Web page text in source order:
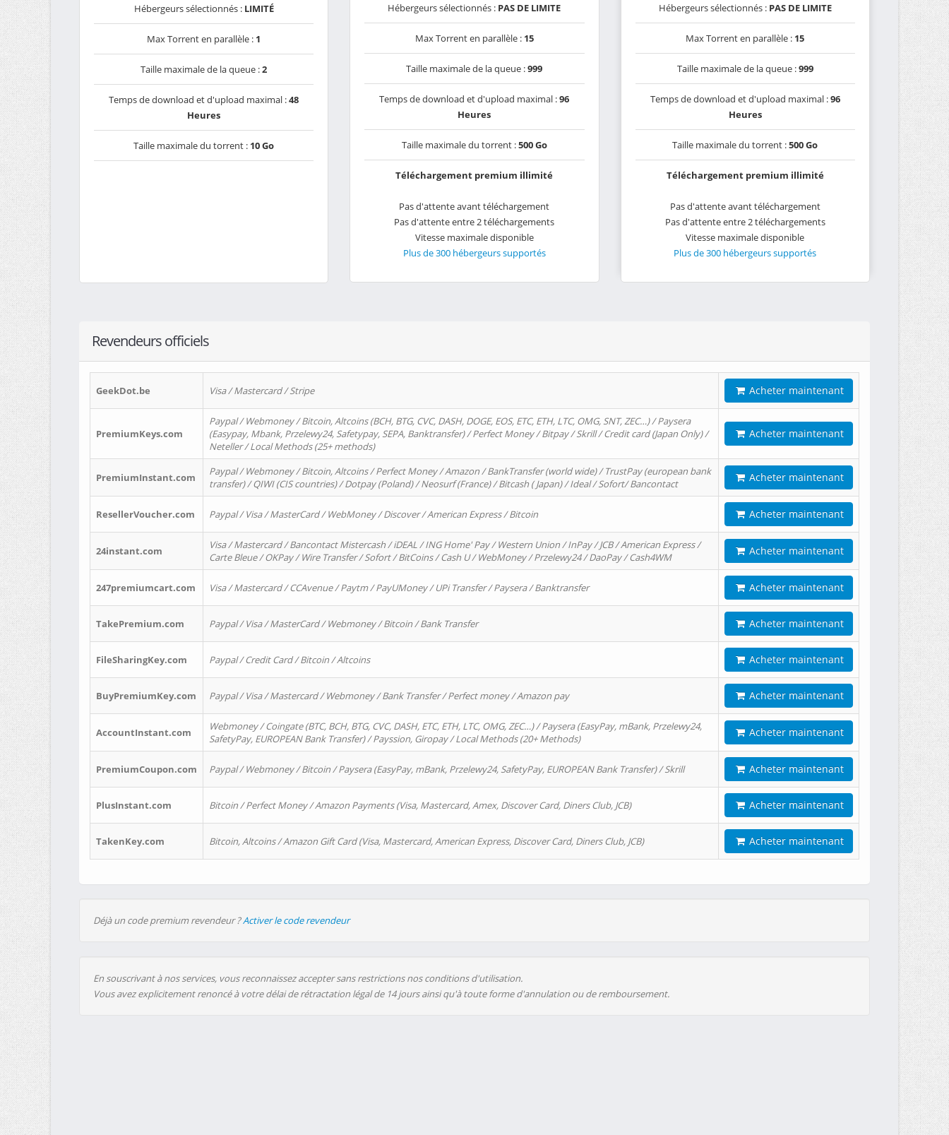
Hébergeurs sélectionnés : LIMITÉ
Max Torrent en parallèle : 1
Taille maximale de la queue :2
Temps de download et d'upload maximal :48
Heures
Taille maximale du torrent : 10 Go
Hébergeurs sélectionnés : PAS DE LIMITE
Max Torrent en parallèle : 15
Taille maximale de la queue :999
Temps de download et d'upload maximal :96
Heures
Taille maximale du torrent :500 Go
Téléchargement premium illimité
Pas d'attente avant téléchargement
Pas d'attente entre 2 téléchargements
Vitesse maximale disponible
Plus de 300 hébergeurs supportés
Hébergeurs sélectionnés : PAS DE LIMITE
Max Torrent en parallèle : 15
Taille maximale de la queue :999
Temps de download et d'upload maximal :96
Heures
Taille maximale du torrent :500 Go
Téléchargement premium illimité
Pas d'attente avant téléchargement
Pas d'attente entre 2 téléchargements
Vitesse maximale disponible
Plus de 300 hébergeurs supportés
Revendeurs officiels
GeekDot.be Visa / Mastercard / Stripe Acheter maintenant
PremiumKeys.com
Paypal / Webmoney / Bitcoin, Altcoins (BCH, BTG, CVC, DASH, DOGE, EOS, ETC, ETH, LTC, OMG, SNT, ZEC…) / Paysera
(Easypay, Mbank, Przelewy24, Safetypay, SEPA, Banktransfer) / Perfect Money / Bitpay / Skrill / Credit card (Japan Only) /
Neteller / Local Methods (25+ methods)
Acheter maintenant
PremiumInstant.com
Paypal / Webmoney / Bitcoin, Altcoins / Perfect Money / Amazon / BankTransfer (world wide) / TrustPay (european bank
transfer) / QIWI (CIS countries) / Dotpay (Poland) / Neosurf (France) / Bitcash ( Japan) / Ideal / Sofort/ Bancontact
Acheter maintenant
ResellerVoucher.com Paypal / Visa / MasterCard / WebMoney / Discover / American Express / Bitcoin Acheter maintenant
24instant.com
Visa / Mastercard / Bancontact Mistercash / iDEAL / ING Home' Pay / Western Union / InPay / JCB / American Express /
Carte Bleue / OKPay / Wire Transfer / Sofort / BitCoins / Cash U / WebMoney / Przelewy24 / DaoPay / Cash4WM
Acheter maintenant
247premiumcart.com Visa / Mastercard / CCAvenue / Paytm / PayUMoney / UPi Transfer / Paysera / Banktransfer Acheter maintenant
TakePremium.com Paypal / Visa / MasterCard / Webmoney / Bitcoin / Bank Transfer Acheter maintenant
FileSharingKey.com Paypal / Credit Card / Bitcoin / Altcoins Acheter maintenant
BuyPremiumKey.com Paypal / Visa / Mastercard / Webmoney / Bank Transfer / Perfect money / Amazon pay Acheter maintenant
AccountInstant.com
Webmoney / Coingate (BTC, BCH, BTG, CVC, DASH, ETC, ETH, LTC, OMG, ZEC…) / Paysera (EasyPay, mBank, Przelewy24,
SafetyPay, EUROPEAN Bank Transfer) / Payssion, Giropay / Local Methods (20+ Methods)
Acheter maintenant
PremiumCoupon.com Paypal / Webmoney / Bitcoin / Paysera (EasyPay, mBank, Przelewy24, SafetyPay, EUROPEAN Bank Transfer) / Skrill Acheter maintenant
PlusInstant.com Bitcoin / Perfect Money / Amazon Payments (Visa, Mastercard, Amex, Discover Card, Diners Club, JCB) Acheter maintenant
TakenKey.com Bitcoin, Altcoins / Amazon Gift Card (Visa, Mastercard, American Express, Discover Card, Diners Club, JCB) Acheter maintenant
Déjà un code premium revendeur ?Activer le code revendeur
En souscrivant à nos services, vous reconnaissez accepter sans restrictions nos conditions d'utilisation.
Vous avez explicitement renoncé à votre délai de rétractation légal de 14 jours ainsi qu'à toute forme d'annulation ou de remboursement.